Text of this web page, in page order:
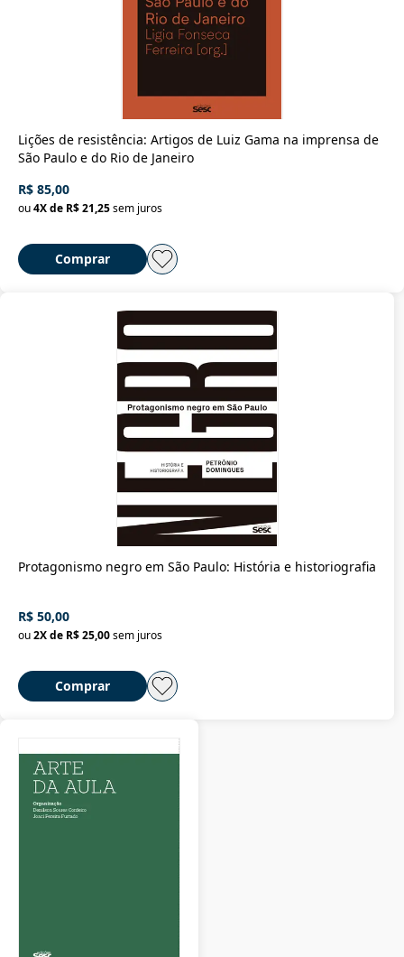
Lições de resistência: Artigos de Luiz Gama na imprensa de
São Paulo e do Rio de Janeiro
R$ 85,00
ou4X de R$ 21,25sem juros
Comprar
Protagonismo negro em São Paulo: História e historiografia
R$ 50,00
ou2X de R$ 25,00sem juros
Comprar